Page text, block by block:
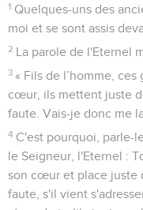
1 Quelques-uns des
moi et se sont assis
2 La parole de l'Eternel
3 « Fils de l’homme,
cœur, ils mettent juste
faute. Vais-je donc me
4 C'est pourquoi, parle-
le Seigneur, l'Eternel :
son cœur et place juste
faute, s'il vient